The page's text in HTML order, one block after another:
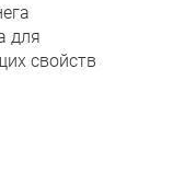
для
свойств